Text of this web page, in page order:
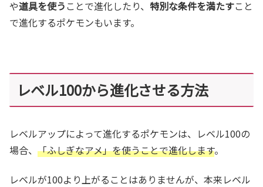
や道具を使う ことで進化したり、 特別な条件を満たすこと
で進化するポケモンもいます。
レベル100から進化させる方法
レベルアップによって進化するポケモンは、レベル100の
場合、 「ふしぎなアメ」を使うことで進化します。
レベルが100より上がることはありませんが、本来レベル